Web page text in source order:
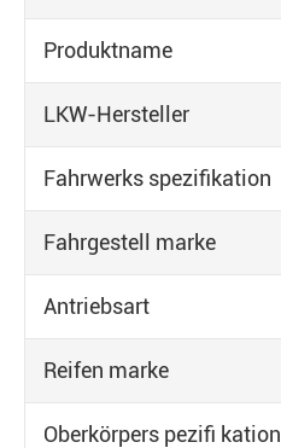
Produktname
LKW-Hersteller
Fahrwerks spezifikation
Fahrgestell marke
Antriebsart
Reifen marke
Oberkörpers pezifi kation